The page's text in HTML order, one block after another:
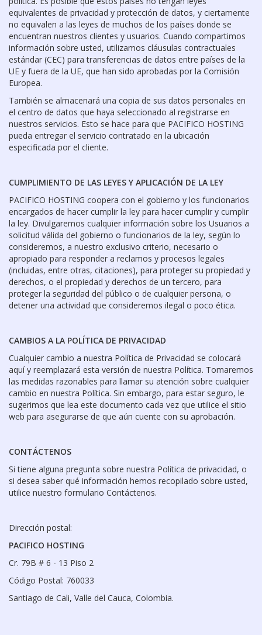
equivalentes de privacidad y protección de datos, y ciertamente
no equivalen a las leyes de muchos de los países donde se
encuentran nuestros clientes y usuarios. Cuando compartimos
información sobre usted, utilizamos cláusulas contractuales
estándar (CEC) para transferencias de datos entre países de la
UE y fuera de la UE, que han sido aprobadas por la Comisión
Europea.
También se almacenará una copia de sus datos personales en
el centro de datos que haya seleccionado al registrarse en
nuestros servicios. Esto se hace para que PACIFICO HOSTING
pueda entregar el servicio contratado en la ubicación
especificada por el cliente.
CUMPLIMIENTO DE LAS LEYES Y APLICACIÓN DE LA LEY
PACIFICO HOSTING coopera con el gobierno y los funcionarios
encargados de hacer cumplir la ley para hacer cumplir y cumplir
la ley. Divulgaremos cualquier información sobre los Usuarios a
solicitud válida del gobierno o funcionarios de la ley, según lo
consideremos, a nuestro exclusivo criterio, necesario o
apropiado para responder a reclamos y procesos legales
(incluidas, entre otras, citaciones), para proteger su propiedad y
derechos, o el propiedad y derechos de un tercero, para
proteger la seguridad del público o de cualquier persona, o
detener una actividad que consideremos ilegal o poco ética.
CAMBIOS A LA POLÍTICA DE PRIVACIDAD
Cualquier cambio a nuestra Política de Privacidad se colocará
aquí y reemplazará esta versión de nuestra Política. Tomaremos
las medidas razonables para llamar su atención sobre cualquier
cambio en nuestra Política. Sin embargo, para estar seguro, le
sugerimos que lea este documento cada vez que utilice el sitio
web para asegurarse de que aún cuente con su aprobación.
CONTÁCTENOS
Si tiene alguna pregunta sobre nuestra Política de privacidad, o
si desea saber qué información hemos recopilado sobre usted,
utilice nuestro formulario Contáctenos.
Dirección postal:
PACIFICO HOSTING
Cr. 79B # 6 - 13 Piso 2
Código Postal: 760033
Santiago de Cali, Valle del Cauca, Colombia.